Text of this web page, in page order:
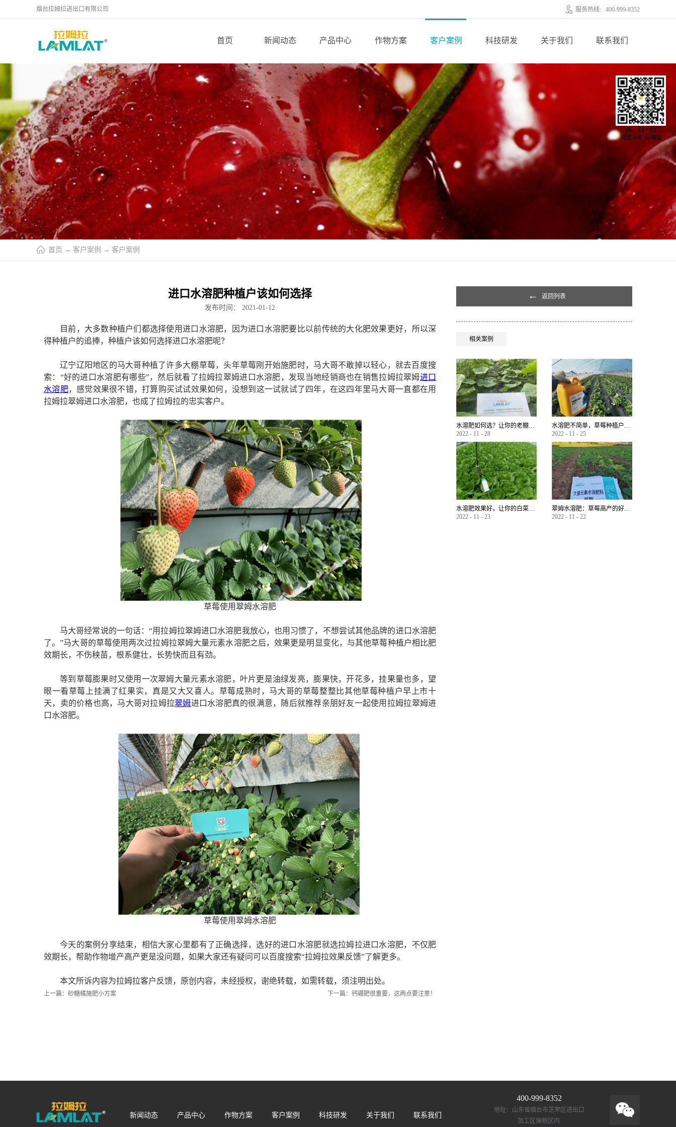
服务热线: 400-999-8352
烟台拉姆拉进出口有限公司
首页 新闻动态 产品中心 作物方案 客户案例 科技研发 关于我们 联系我们
首页 → 客户案例 → 客户案例
进口水溶肥种植户该如何选择
发布时间： 2021-01-12
目前，大多数种植户们都选择使用进口水溶肥， 因为进口水溶肥要比以前传统的大化肥效果更好，所以深
得种植户的追捧，种植户该如何选择进口水溶肥呢？
辽宁辽阳地区的马大哥种植了许多大棚草莓，头年草莓刚开始施肥时，马大哥不敢掉以轻心， 就去百度搜
索： “好的进口水溶肥有哪些”，然后就看了拉姆拉翠姆进口水溶肥，发现当地经销商也在销售拉姆拉翠姆进口
水溶肥，感觉效果很不错，打算购买试试效果如何，没想到这一试就试了四年，在这四年里马大哥一直都在用
拉姆拉翠姆进口水溶肥，也成了拉姆拉的忠实客户。
草莓使用翠姆水溶肥
马大哥经常说的一句话：“用拉姆拉翠姆进口水溶肥我放心，也用习惯了，不想尝试其他品牌的进口水溶肥
了。”马大哥的草莓使用两次过拉姆拉翠姆大量元素水溶肥之后，效果更是明显变化，与其他草莓种植户相比肥
效期长，不伤秧苗，根系健壮，长势快而且有劲。
等到草莓膨果时又使用一次翠姆大量元素水溶肥，叶片更是油绿发亮，膨果快，开花多，挂果量也多，望
眼一看草莓上挂满了红果实，真是又大又喜人。草莓成熟时，马大哥的草莓整整比其他草莓种植户早上市十
天，卖的价格也高，马大哥对拉姆拉翠姆进口水溶肥真的很满意，随后就推荐亲朋好友一起使用拉姆拉翠姆进
口水溶肥。
草莓使用翠姆水溶肥
今天的案例分享结束，相信大家心里都有了正确选择，选好的进口水溶肥就选拉姆拉进口水溶肥，不仅肥
效期长，帮助作物增产高产更是没问题，如果大家还有疑问可以百度搜索“拉姆拉效果反馈”了解更多。
本文所诉内容为拉姆拉客户反馈，原创内容，未经授权，谢绝转载，如需转载，须注明出处。
上一篇： 砂糖橘施肥小方案 下一篇： 钙硼肥很重要，这两点要注意！
返回列表
相关案例
水溶肥如何选？让你的老棚土好产量高
2022 - 11 - 28
水溶肥不简单，草莓种植户指名要使用
2022 - 11 - 25
水溶肥效果好，让你的白菜增产不是问题
2022 - 11 - 23
翠姆水溶肥：草莓高产的好帮手
2022 - 11 - 22
新闻动态 产品中心 作物方案 客户案例 科技研发 关于我们 联系我们
400-999-8352
地址：山东省烟台市芝罘区进出口
加工区保税区内
亲，扫一扫
浏览手机云网站